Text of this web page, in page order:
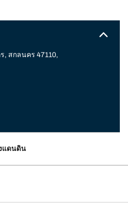
สกลนคร 47110,
แดนดิน